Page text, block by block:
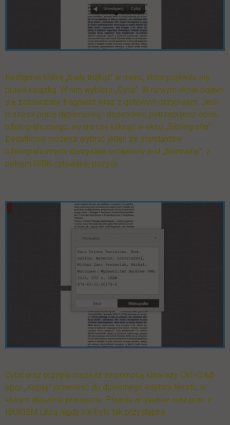
Następnie kliknij „biały trójkąt” w menu, które pojawiło się
przed książką. W nim wybierz „Cytuj”. W nowym oknie pojawi
się zaznaczony fragment wraz z gotowym przypisem. Jeśli
piszesz pracę dyplomową i dodatkowo potrzebujesz opisu
bibliograficznego, wystarczy kliknąć w okno „Bibliografia”.
Dodatkowo możesz wybrać jeden ze standardów
bibliograficznych, domyślnie ustawiony jest „Normalny”, z
pełnym ISBN cytowanej pozycji.
Cytat oraz przypis możesz za pomocą klawiszy Ctrl+C lub
opcji „Kopiuj” przenieść do dowolnego edytora tekstu, w
którym aktualnie pracujecie. Pisanie artykułów oraz prac z
IBUKIEM Librą nigdy nie było tak przystępne.